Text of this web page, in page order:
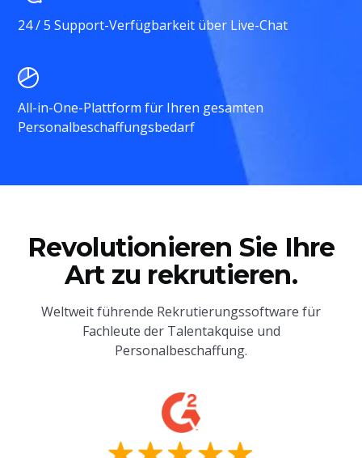
24 / 5 Support-Verfügbarkeit über Live-Chat
All-in-One-Plattform für Ihren gesamten
Personalbeschaffungsbedarf
Revolutionieren Sie Ihre
Art zu rekrutieren.
Weltweit führende Rekrutierungssoftware für
Fachleute der Talentakquise und
Personalbeschaffung.